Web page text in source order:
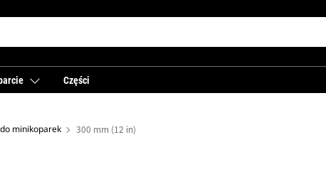
Części
minikoparek 300 mm (12 in)